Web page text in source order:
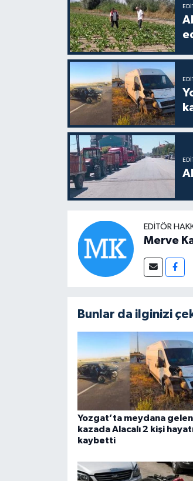
EDITÖR
Merve
Bunlar da ilginizi
Yozgat’ta meydana gelen
kazada Alacalı 2 kişi
kaybetti